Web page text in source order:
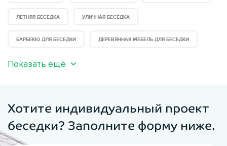
ЛЕТНЯЯ БЕСЕДКА УЛИЧНАЯ БЕСЕДКА
БАРБЕКЮ ДЛЯ БЕСЕДКИ ДЕРЕВЯННАЯ МЕБЕЛЬ ДЛЯ БЕСЕДКИ
Показать ещё
Хотите индивидуальный проект
беседки? Заполните форму ниже.